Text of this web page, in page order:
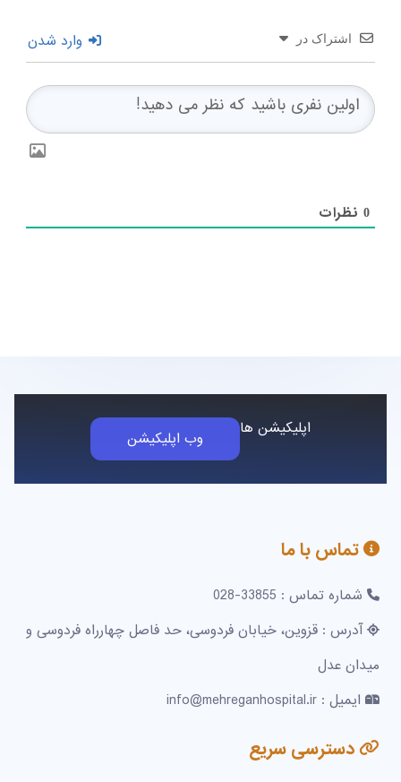
اشتراک در وارد شدن
0 نظرات
اپلیکیشن ها وب اپلیکیشن
تماس با ما
شماره تماس : 33855-028
آدرس : قزوین، خیابان فردوسی، حد فاصل چهارراه فردوسی و
میدان عدل
ایمیل : info@mehreganhospital.ir
دسترسی سریع